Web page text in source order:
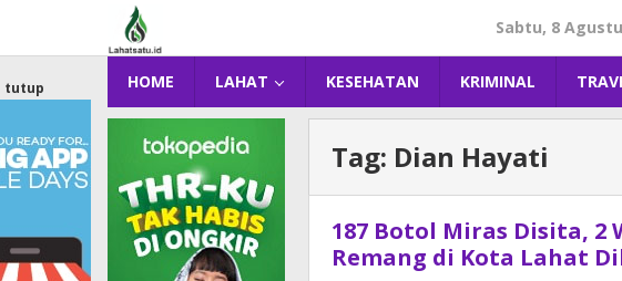
konten
Sabtu, 8
HOME LAHAT KESEHATAN KRIMINAL
tutup
Tag: Dian Hayati
187 Botol Miras Disita, 2
Remang di Kota Lahat